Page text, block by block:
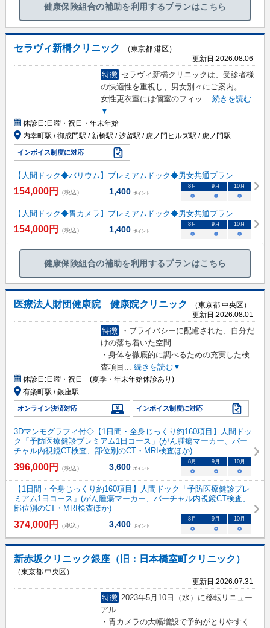
健康保険組合の補助を利用するプランはこちら
セラヴィ新橋クリニック
（東京都 港区）
更新日:2026.08.06
特徴 セラヴィ新橋クリニックは、受診者様
の快適性を重視し、男女別々にご案内。
女性更衣室には個室のフィッ
続きを読む
▼
休診日:日曜・祝日・年末年始
内幸町駅 / 御成門駅 / 新橋駅 / 汐留駅 / 虎ノ門ヒルズ駅 / 虎ノ門駅
インボイス制度に対応
【人間ドック◆バリウム】プレミアムドック◆男女共通プラン
154,000円 （税込） 1,400 ポイント
8 月 9 月 10月
○ ○ ○
【人間ドック◆胃カメラ】プレミアムドック◆男女共通プラン
154,000円 （税込） 1,400 ポイント
8 月 9 月 10月
○ ○ ○
健康保険組合の補助を利用するプランはこちら
医療法人財団健康院 健康院クリニック
（東京都 中央区）
更新日:2026.08.01
特徴
・プライバシーに配慮された、自分だ
けの落ち着いた空間
・身体を徹底的に調べるための充実した検
査項目 ... 続きを読む▼
休診日:日曜・祝日 (夏季・年末年始休診あり)
有楽町駅 / 銀座駅
オンライン決済対応 インボイス制度に対応
3Dマンモグラフィ付◇【1日間・全身じっくり約160項目】人間ドッ
ク「予防医療健診プレミアム1日コース」(がん腫瘍マーカー、バー
チャル内視鏡CT検査、部位別のCT・MRI検査ほか)
396,000円 （税込） 3,600 ポイント
8月 9月 10月
○ ○ ○
【1日間・全身じっくり約160項目】人間ドック「予防医療健診プレ
ミアム1日コース」(がん腫瘍マーカー、バーチャル内視鏡CT検査、
部位別のCT・MRI検査ほか)
374,000円 （税込） 3,400 ポイント
8月 9月 10月
○ ○ ○
新赤坂クリニック銀座（旧：日本橋室町クリニック）
（東京都 中央区）
更新日:2026.07.31
特徴 2023年5月10日（水）に移転リニュー
アル
・胃カメラの大幅増設で予約がとりやすく